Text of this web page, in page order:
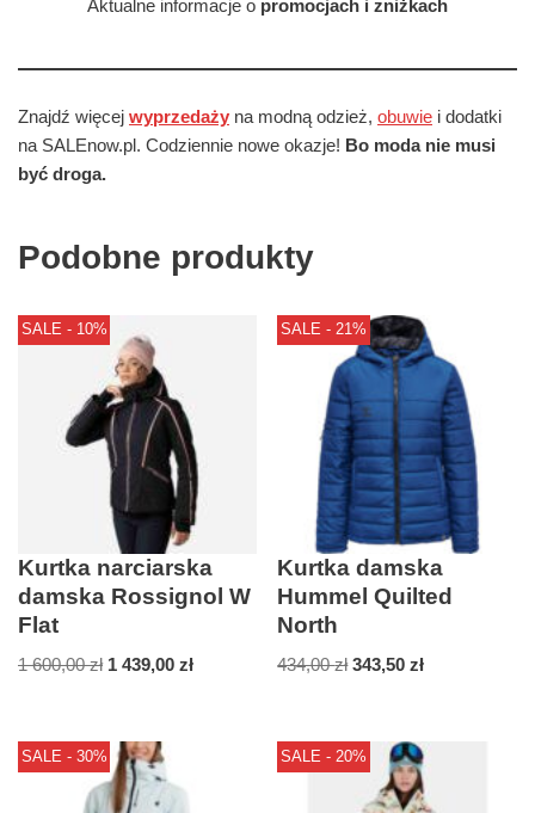
Aktualne informacje o promocjach i zniżkach
Znajdź więcej wyprzedaży na modną odzież, obuwie i dodatki
na SALEnow.pl. Codziennie nowe okazje! Bo moda nie musi
być droga.
Podobne produkty
SALE - 10%
Kurtka narciarska
damska Rossignol W
Flat
1 600,00zł 1 439,00 zł
SALE - 21%
Kurtka damska
Hummel Quilted
North
434,00zł 343,50zł
SALE - 30% SALE - 20%